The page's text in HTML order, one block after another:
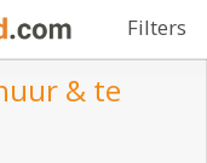
Filters
& te